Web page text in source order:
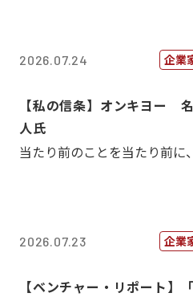
2026.07.24 企業
【私の信条】オンキヨー
人氏
当たり前のことを当たり前に
2026.07.23 企業
【ベンチャー・リポート】